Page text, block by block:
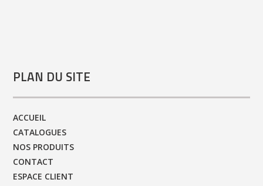
PLAN DU SITE
ACCUEIL
CATALOGUES
NOS PRODUITS
CONTACT
ESPACE CLIENT